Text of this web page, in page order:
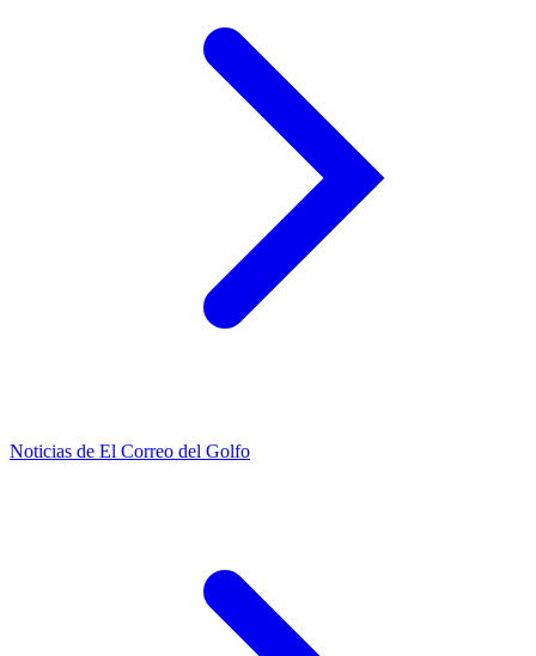
Noticias de El Correo del Golfo